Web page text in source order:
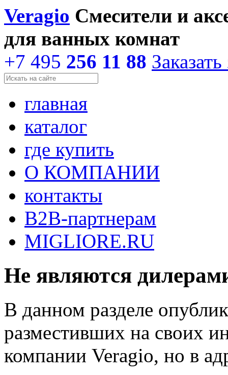
Veragio Смесители и
для ванных комнат
+7 495 256 11 88
главная
каталог
где купить
О КОМПАНИИ
контакты
В2В-партнерам
MIGLIORE.RU
Не являются
В данном разделе
разместивших на своих
компании Veragio, но в